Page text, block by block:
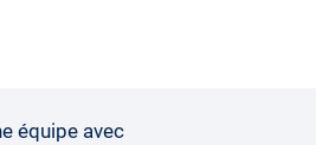
équipe avec